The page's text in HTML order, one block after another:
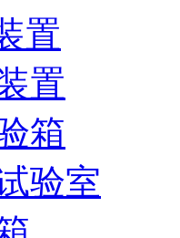
置
置
箱
验室